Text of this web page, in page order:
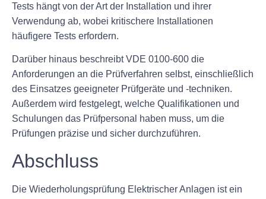
Tests hängt von der Art der Installation und ihrer
Verwendung ab, wobei kritischere Installationen
häufigere Tests erfordern.
Darüber hinaus beschreibt VDE 0100-600 die
Anforderungen an die Prüfverfahren selbst, einschließlich
des Einsatzes geeigneter Prüfgeräte und -techniken.
Außerdem wird festgelegt, welche Qualifikationen und
Schulungen das Prüfpersonal haben muss, um die
Prüfungen präzise und sicher durchzuführen.
Abschluss
Die Wiederholungsprüfung Elektrischer Anlagen ist ein